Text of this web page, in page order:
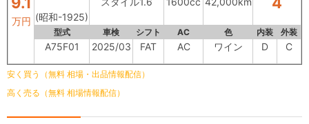
万円 (昭和-1925)
型式 車検 シフト AC 色 内装 外装
A75F01 2025/03 FAT AC ワイン D C
安く買う（無料 相場・出品情報配信）
高く売る（無料 相場情報配信）